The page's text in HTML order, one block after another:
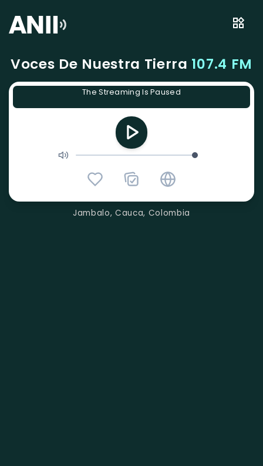
Voces De Nuestra Tierra 107.4 FM
The Streaming Is Paused
Jambalo, Cauca, Colombia